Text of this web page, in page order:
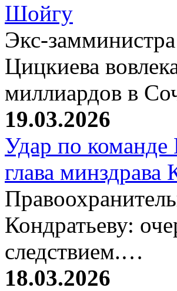
Шойгу
Экс-
Цицкиева
миллиардов в
19.03.2026
Удар по команде
глава
Кондратьеву:
следствием.…
18.03.2026